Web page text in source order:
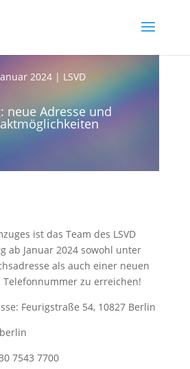
2024 | LSVD
neue Adresse und
ist das Team des LSVD
ab Januar 2024 sowohl unter
als auch einer neuen
Telefonnummer zu erreichen!
Feurigstraße 54, 10827 Berlin
7543 7700